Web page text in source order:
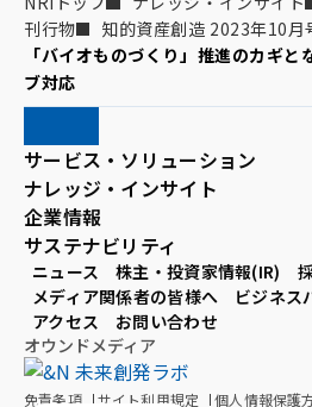
刊行物
知的資産創造 2023年10月
「バイオものづくり」推進のカギと
ブ対応
サービス・ソリューション
ナレッジ・インサイト
企業情報
サステナビリティ
ニュース 株主・投資家情報(IR)
メディア関係者の皆様へ
ビジネス
アクセス
お問い合わせ
オウンドメディア
免責条項 サイト利用規定 個人情報保護